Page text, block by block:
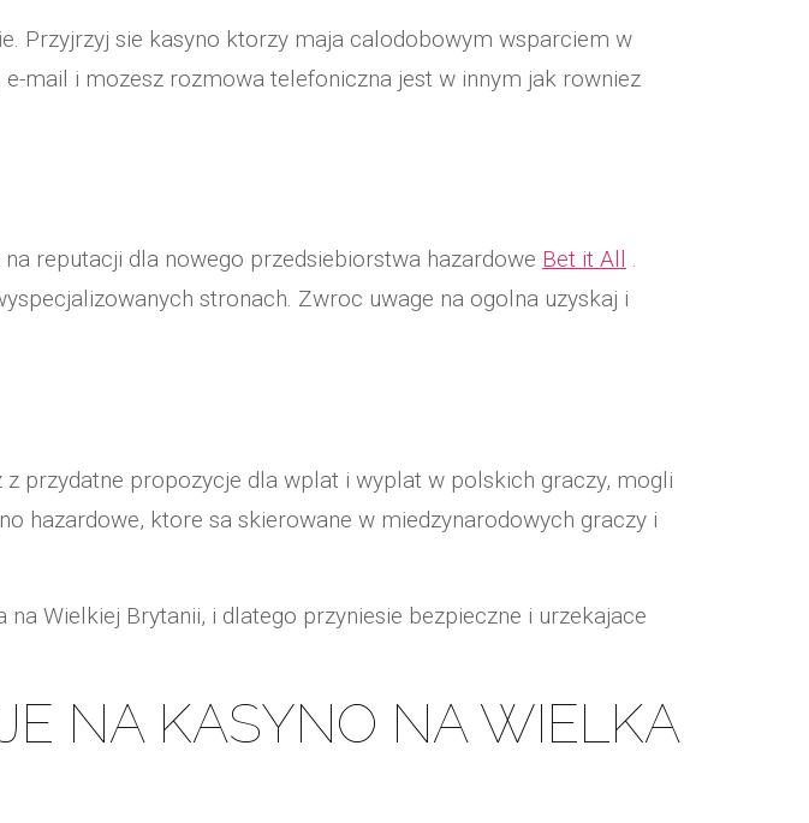
Przyjrzyj sie kasyno ktorzy maja calodobowym wsparciem w
mail i mozesz rozmowa telefoniczna jest w innym jak rowniez
reputacji dla nowego przedsiebiorstwa hazardowe Bet it All .
stronach. Zwroc uwage na ogolna uzyskaj i
przydatne propozycje dla wplat i wyplat w polskich graczy, mogli
hazardowe, ktore sa skierowane w miedzynarodowych graczy i
Wielkiej Brytanii, i dlatego przyniesie bezpieczne i urzekajace
NA KASYNO NA WIELKA